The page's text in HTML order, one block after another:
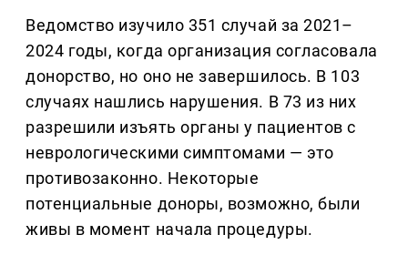
Ведомство изучило 351 случай за 2021–
2024 годы, когда организация согласовала
донорство, но оно не завершилось. В 103
случаях нашлись нарушения. В 73 из них
разрешили изъять органы у пациентов с
неврологическими симптомами — это
противозаконно. Некоторые
потенциальные доноры, возможно, были
живы в момент начала процедуры.